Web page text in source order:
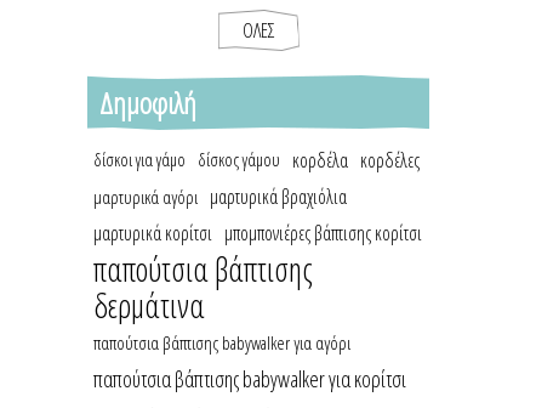
ΌΛΕΣ
Δημοφιλή
δίσκοι για γάμο δίσκος γάμου κορδέλα κορδέλες
μαρτυρικά αγόρι μαρτυρικά βραχιόλια
μαρτυρικά κορίτσι μπομπονιέρες βάπτισης κορίτσι
παπούτσια βάπτισης
δερμάτινα
παπούτσια βάπτισης babywalker για αγόρι
παπούτσια βάπτισης babywalker για κορίτσι